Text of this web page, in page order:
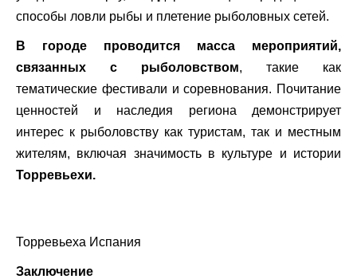
способы ловли рыбы и плетение рыболовных сетей.
В городе проводится масса мероприятий,
связанных с рыболовством, такие как
тематические фестивали и соревнования. Почитание
ценностей и наследия региона демонстрирует
интерес к рыболовству как туристам, так и местным
жителям, включая значимость в культуре и истории
Торревьехи.
Торревьеха Испания
Заключение